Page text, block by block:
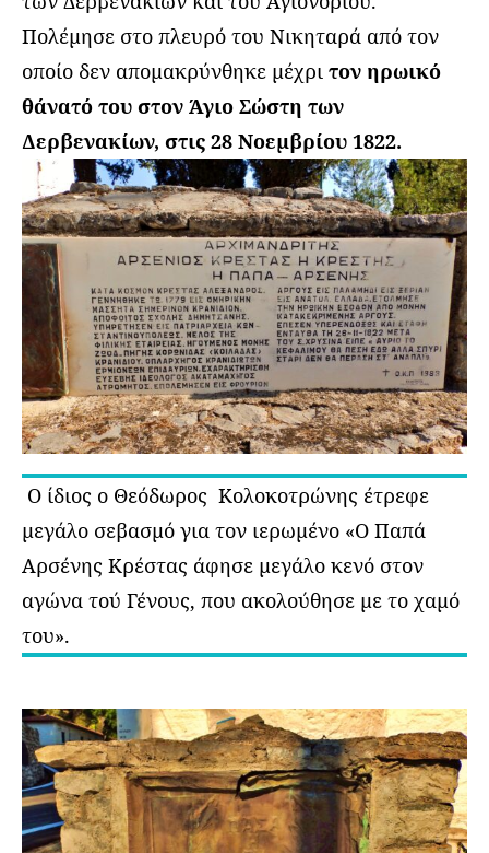
Πολέμησε στο πλευρό του Νικηταρά από τον
οποίο δεν απομακρύνθηκε μέχρι τον ηρωικό
θάνατό του στον Άγιο Σώστη των
Δερβενακίων, στις 28 Νοεμβρίου 1822.
Ο ίδιος ο Θεόδωρος Κολοκοτρώνης έτρεφε
μεγάλο σεβασμό για τον ιερωμένο «Ο Παπά
Αρσένης Κρέστας άφησε μεγάλο κενό στον
αγώνα τού Γένους, που ακολούθησε με το χαμό
του».